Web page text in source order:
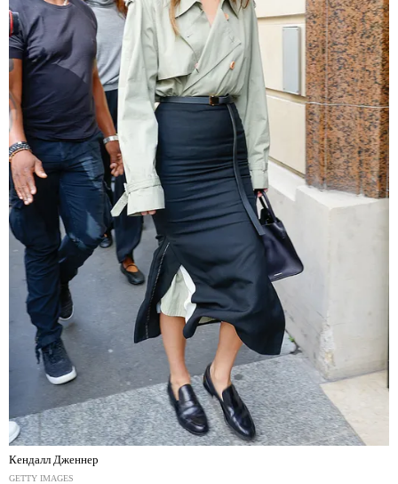
Кендалл Дженнер
GETTY IMAGES